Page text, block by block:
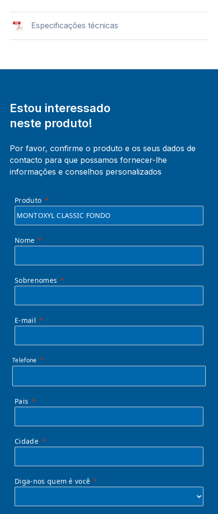
Especificações técnicas
Estou interessado
neste produto!
Por favor, confirme o produto e os seus dados de
contacto para que possamos fornecer-lhe
informações e conselhos personalizados
Produto
Nome
Sobrenomes
E-mail
Telefone
Pais
Cidade
Diga-nos quem é você